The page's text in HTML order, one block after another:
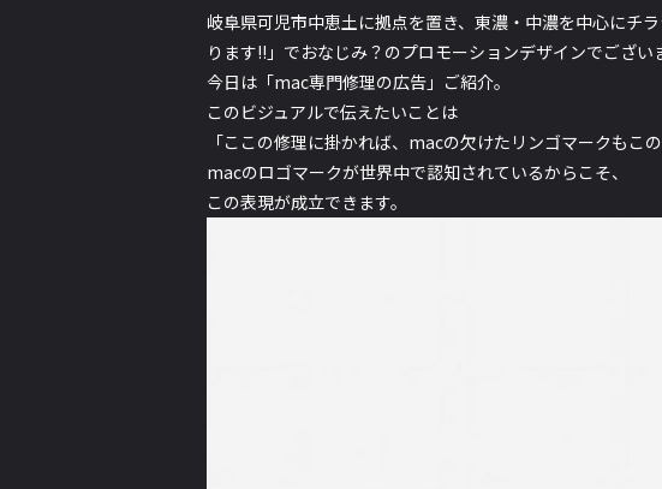
岐阜県可児市中恵土に拠点を置き、東濃・中濃を中心にチ
ります!!」でおなじみ？のプロモーションデザインでござい
今日は「mac専門修理の広告」 ご紹介。
このビジュアルで伝えたいことは
「ここの修理に掛かれば、macの欠けたリンゴマークもこ
macのロゴマークが世界中で認知されているからこそ、
この表現が成立できます。